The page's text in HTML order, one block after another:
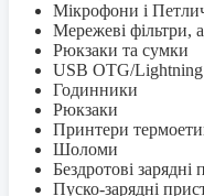
Мікрофони і
Мережеві фільтри,
Рюкзаки та сумки
USB OTG/Lightning
Годинники
Рюкзаки
Принтери
Шоломи
Бездротові зарядні
Пуско-зарядні